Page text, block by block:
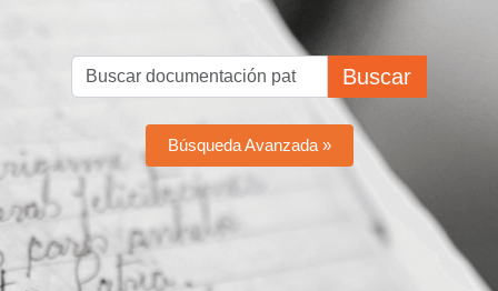
Buscar
Búsqueda Avanzada »